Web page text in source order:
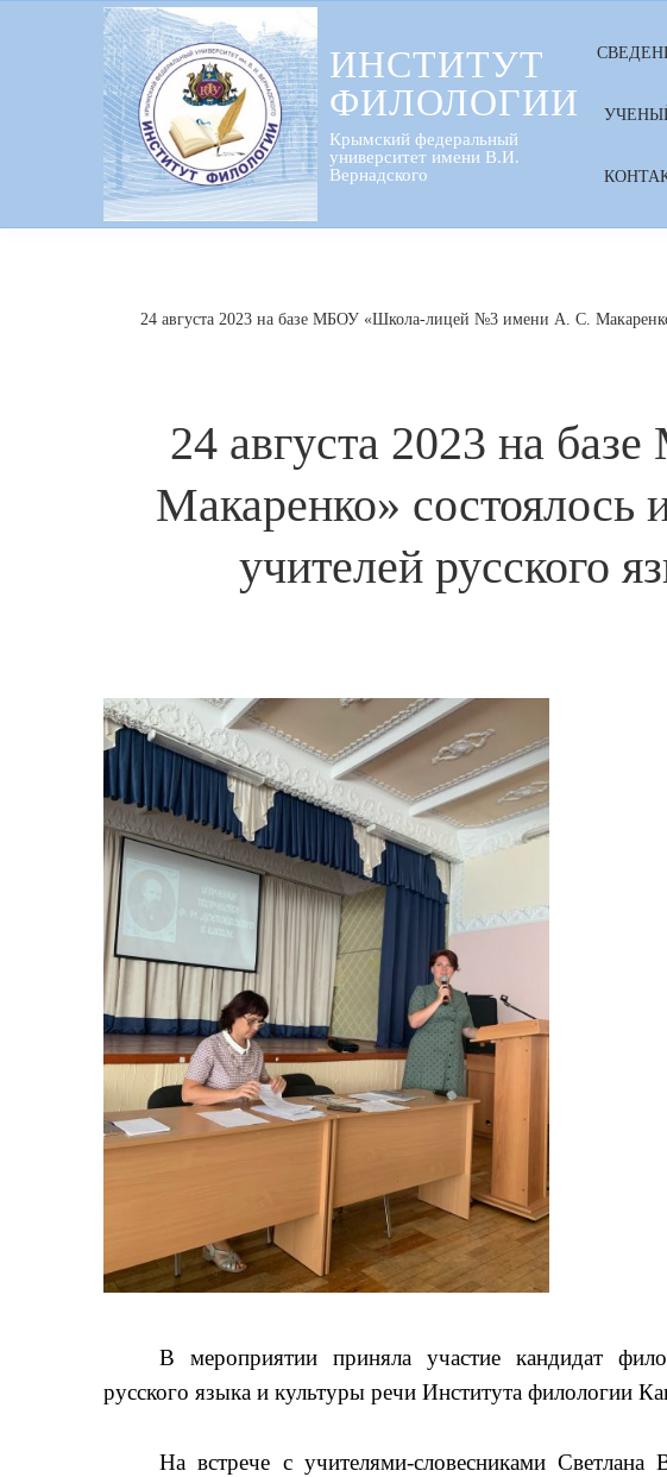
ИНСТИТУТ
ФИЛОЛОГИИ
Крымский федеральный
университет имени В.И.
Вернадского
24 августа 2023 на базе МБОУ «Школа-лицей №3 имени А. С.
24 августа 2023 на
Макаренко» состоялось
учителей русского
В мероприятии приняла участие кандидат
русского языка и культуры речи Института филологии
На встрече с учителями-словесниками Светлана